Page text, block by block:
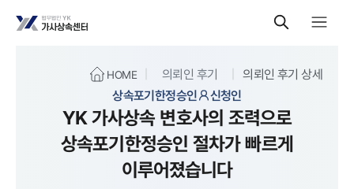
HOME 의뢰인 후기
의뢰인 후기 상세
상속포기한정승인
신청인
YK 가사상속 변호사의 조력으로
상속포기한정승인 절차가 빠르게
이루어졌습니다